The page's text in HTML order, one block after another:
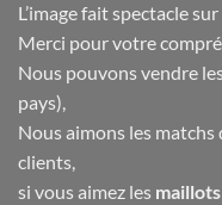
L’image fait spectacle
Merci pour votre
Nous pouvons vendre
pays),
Nous aimons les
clients,
si vous aimez les